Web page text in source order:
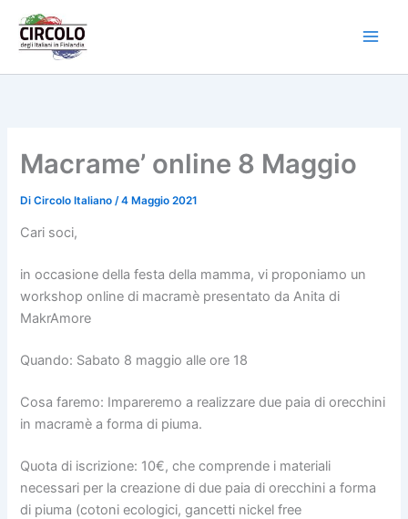
contenuto
Macrame’ online 8 Maggio
DiCircolo Italiano /4 Maggio 2021
Cari soci,
in occasione della festa della mamma, vi proponiamo un
workshop online di macramè presentato da Anita di
MakrAmore
Quando: Sabato 8 maggio alle ore 18
Cosa faremo: Impareremo a realizzare due paia di orecchini
in macramè a forma di piuma.
Quota di iscrizione: 10€, che comprende i materiali
necessari per la creazione di due paia di orecchini a forma
di piuma (cotoni ecologici, gancetti nickel free